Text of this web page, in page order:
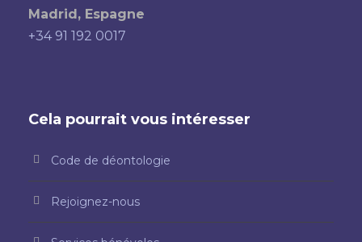
Madrid, Espagne
+34 91 192 0017
Cela pourrait vous intéresser
Code de déontologie
Rejoignez-nous